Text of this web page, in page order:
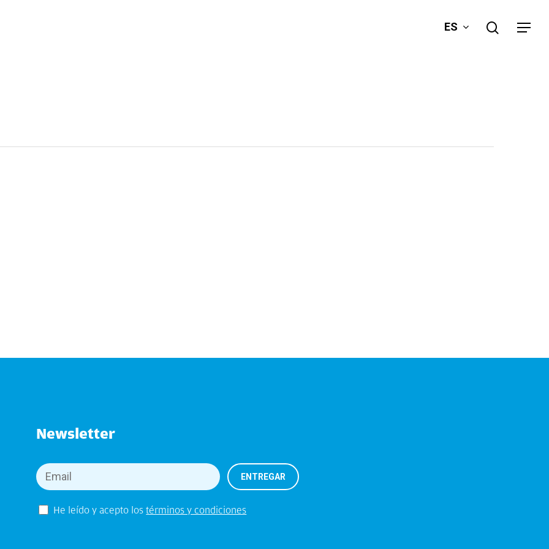
ES search
Menu
Newsletter
He leído y acepto lostérminos y condiciones